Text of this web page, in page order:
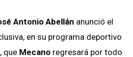
Antonio Abellán anunció el
en su programa deportivo
, que Mecano regresará por todo